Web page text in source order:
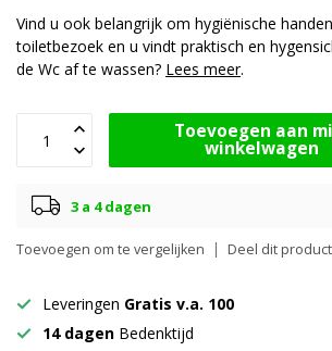
Vind u ook belangrijk om hygiënische
toiletbezoek en u vindt praktisch en
de Wc af te wassen? Lees meer.
Toevoegen aan
winkelwagen
3 a 4 dagen
Toevoegen om te vergelijken Deel dit product
Leveringen Gratis v.a. 100
14 dagen Bedenktijd